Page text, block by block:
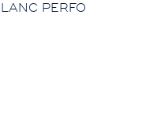
PERFO